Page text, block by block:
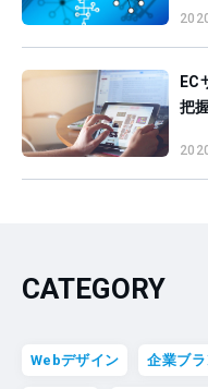
EC
把
CATEGORY
Webデザイン 企業ブ